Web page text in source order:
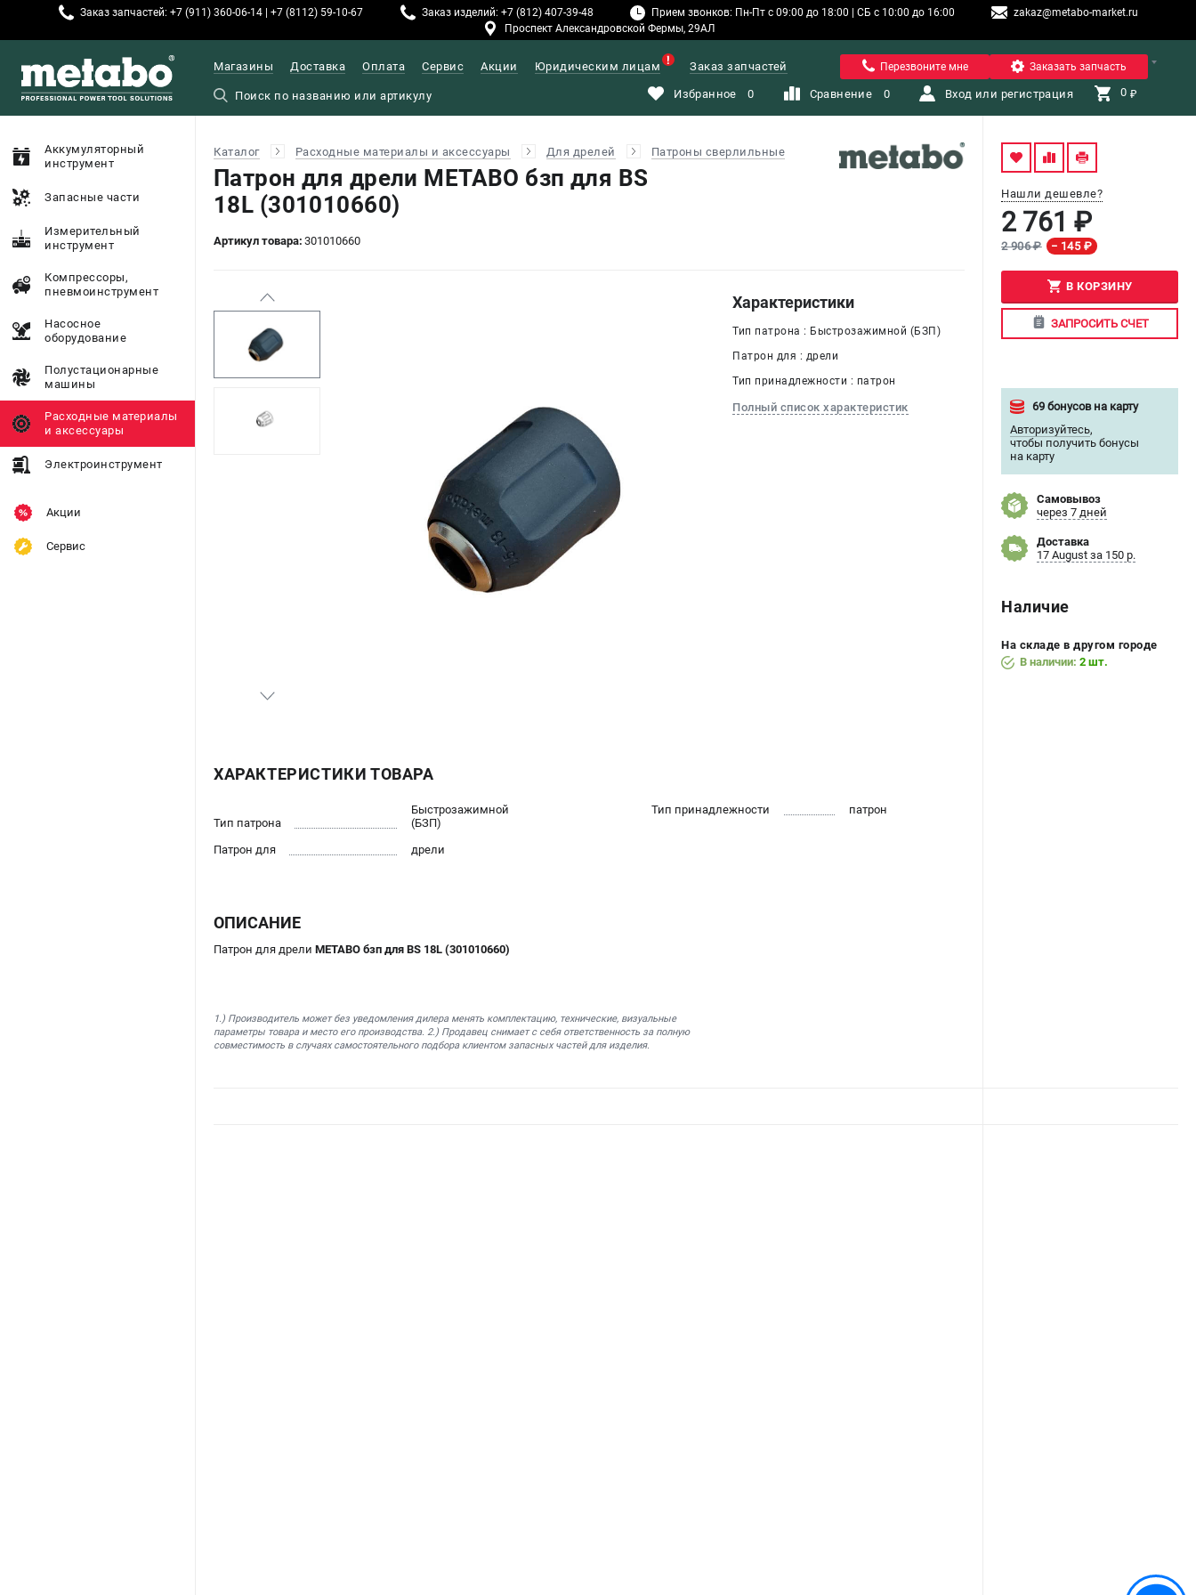
Заказ запчастей: +7 (911) 360-06-14 | +7 (8112) 59-10-67 Заказ изделий: +7 (812) 407-39-48 Прием звонков: Пн-Пт с 09:00 до 18:00 | СБ с 10:00 до 16:00
zakaz@metabo-market.ru
Проспект Александровской Фермы, 29АЛ
Санкт-Петербург
Магазины Доставка Оплата Сервис Акции Юридическим лицам Заказ запчастей Перезвоните мне Заказать запчасть
Избранное 0 Сравнение 0 Вход или регистрация 0 ₽
Аккумуляторный
инструмент
Запасные части
Измерительный
инструмент
Компрессоры,
пневмоинструмент
Насосное
оборудование
Полустационарные
машины
Расходные материалы
и аксессуары
Электроинструмент
Акции
Сервис
Каталог Расходные материалы и аксессуары Для дрелей Патроны сверлильные
Патрон для дрели METABO бзп для BS
18L (301010660)
Артикул товара: 301010660
Нашли дешевле?
2 761 ₽
2 906 ₽ − 145 ₽
В КОРЗИНУ
ЗАПРОСИТЬ СЧЕТ
69 бонусов на карту
Авторизуйтесь,
чтобы получить бонусы
на карту
Самовывоз
через 7 дней
Доставка
17 August за 150 р.
Наличие
На складе в другом городе
В наличии: 2 шт.
Характеристики
Тип патрона : Быстрозажимной (БЗП)
Патрон для : дрели
Тип принадлежности : патрон
Полный список характеристик
ХАРАКТЕРИСТИКИ ТОВАРА
Тип патрона
Быстрозажимной
(БЗП)
Патрон для
дрели
Тип принадлежности патрон
ОПИСАНИЕ
Патрон для дрели METABO бзп для BS 18L (301010660)
1.) Производитель может без уведомления дилера менять комплектацию, технические, визуальные
параметры товара и место его производства. 2.) Продавец снимает с себя ответственность за полную
совместимость в случаях самостоятельного подбора клиентом запасных частей для изделия.